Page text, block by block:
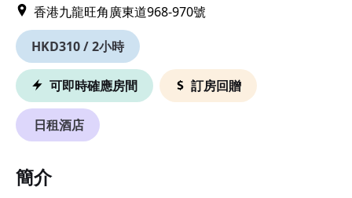
香港九龍旺角廣東道968-970號
HKD310 / 2小時
可即時確應房間 訂房回贈
日租酒店
簡介